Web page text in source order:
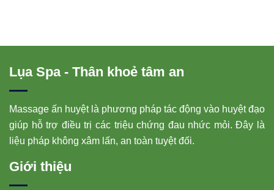
Lụa Spa - Thân khoẻ tâm an
Massage ấn huyệt là phương pháp tác động vào huyệt đạo
giúp hỗ trợ điều trị các triệu chứng đau nhức mỏi. Đây là
liệu pháp không xâm lấn, an toàn tuyệt đối.
Giới thiệu